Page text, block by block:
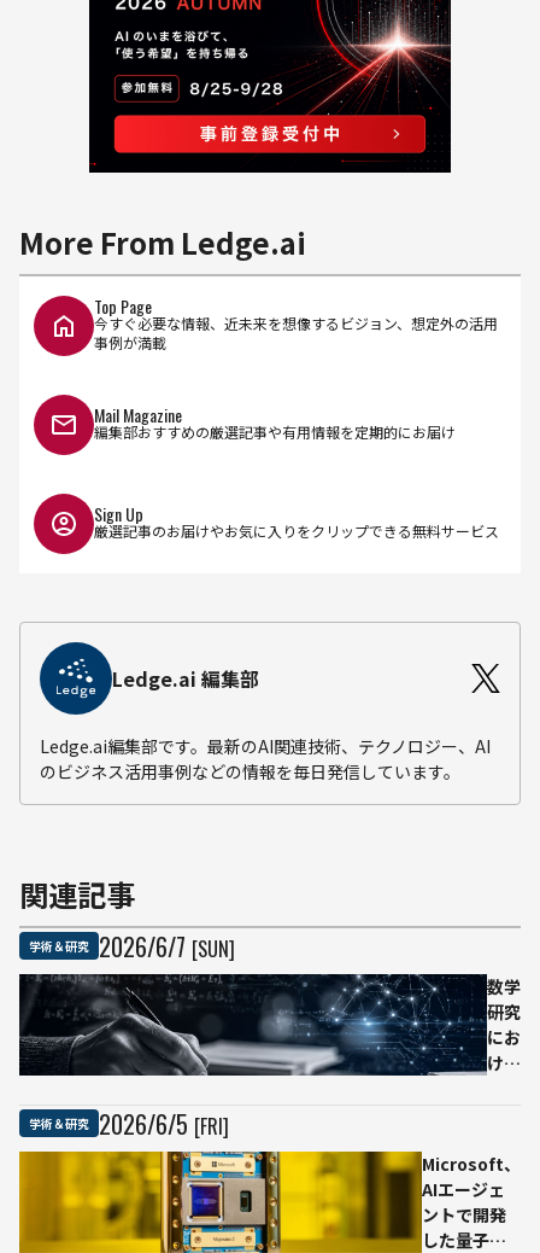
More From Ledge.ai
Top Page
今すぐ必要な情報、近未来を想像するビジョン、想定外の活用
事例が満載
Mail Magazine
編集部おすすめの厳選記事や有用情報を定期的にお届け
Sign Up
厳選記事のお届けやお気に入りをクリップできる無料サービス
Ledge.ai 編集部
Ledge.ai編集部です。最新のAI関連技術、テクノロジー、AI
のビジネス活用事例などの情報を毎日発信しています。
関連記事
学術＆研究 2026/6/7 [SUN]
数学
研究
にお
ける
言
研究
者
16
学術＆研究 2026/6/5 [FRI]
Microsoft、
AIエージェ
ントで開発
した量子チ